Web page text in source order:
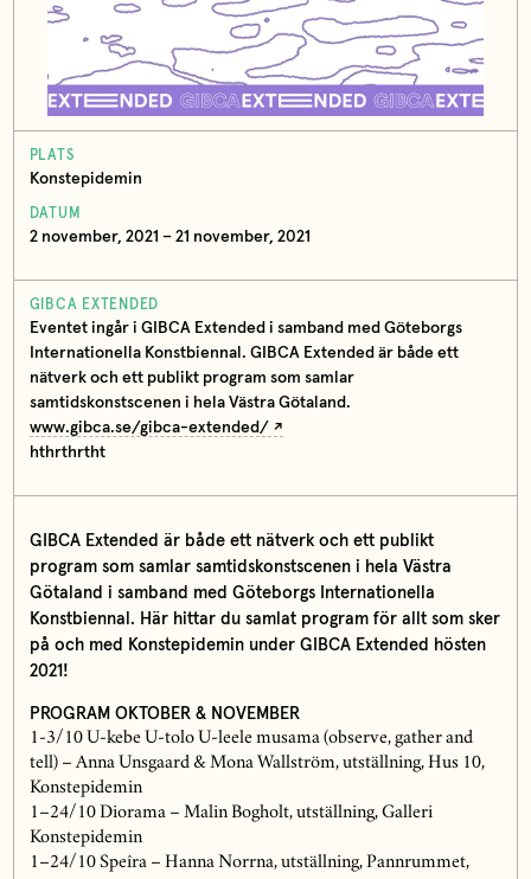
PLATS
Konstepidemin
DATUM
2 november, 2021 – 21 november, 2021
GIBCA EXTENDED
Eventet ingår i GIBCA Extended i samband med Göteborgs
Internationella Konstbiennal. GIBCA Extended är både ett
nätverk och ett publikt program som samlar
samtidskonstscenen i hela Västra Götaland.
www.gibca.se/gibca-extended/
hthrthrtht
GIBCA Extended är både ett nätverk och ett publikt
program som samlar samtidskonstscenen i hela Västra
Götaland i samband med Göteborgs Internationella
Konstbiennal. Här hittar du samlat program för allt som sker
på och med Konstepidemin under GIBCA Extended hösten
2021!
PROGRAM OKTOBER & NOVEMBER
1-3/10 U-kebe U-tolo U-leele musama (observe, gather and
tell) – Anna Unsgaard & Mona Wallström, utställning, Hus 10,
Konstepidemin
1–24/10 Diorama – Malin Bogholt, utställning, Galleri
Konstepidemin
1–24/10 Speîra – Hanna Norrna, utställning, Pannrummet,